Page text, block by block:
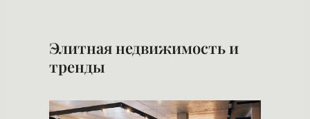
Элитная недвижимость и
тренды